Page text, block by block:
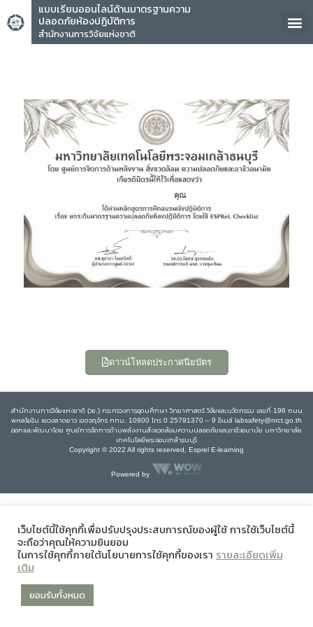
แบบเรียนออนไลน์ด้านมาตรฐานความ
ปลอดภัยห้องปฏิบัติการ
สำนักงานการวิจัยแห่งชาติ
คุณ
ดาวน์โหลดประกาศนียบัตร
สำนักงานการวิจัยแห่งชาติ (วช.) กระทรวงการอุดมศึกษา วิทยาศาสตร์ วิจัยและนวัตกรรม เลขที่ 196 ถนน
พหลโยธิน แขวงลาดยาว เขตจตุจักร กทม. 10900 โทร 0 25791370 – 9 อีเมล์ labsafety@nrct.go.th
ออกและพัฒนาโดย ศูนย์การจัดการด้านพลังงานสิ่งแวดล้อมความปลอดภัยและอาชีวอนามัย มหาวิทยาลัย
เทคโนโลยีพระจอมเกล้าธนบุรี
Copyright © 2022 All rights reserved, Esprel E-learning
Powered by
เว็บไซต์นี้ใช้คุกกี้เพื่อปรับปรุงประสบการณ์ของผู้ใช้ การใช้เว็บไซต์นี้
จะถือว่าคุณให้ความยินยอม
ในการใช้คุกกี้ภายใต้นโยบายการใช้คุกกี้ของเรา รายละเอียดเพิ่ม
เติม
ยอมรับทั้งหมด